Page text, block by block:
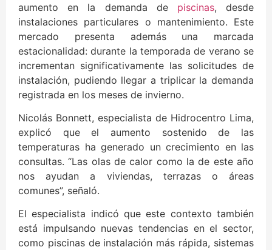
aumento en la demanda de piscinas, desde
instalaciones particulares o mantenimiento. Este
mercado presenta además una marcada
estacionalidad: durante la temporada de verano se
incrementan significativamente las solicitudes de
instalación, pudiendo llegar a triplicar la demanda
registrada en los meses de invierno.
Nicolás Bonnett, especialista de Hidrocentro Lima,
explicó que el aumento sostenido de las
temperaturas ha generado un crecimiento en las
consultas. “Las olas de calor como la de este año
nos ayudan a viviendas, terrazas o áreas
comunes”, señaló.
El especialista indicó que este contexto también
está impulsando nuevas tendencias en el sector,
como piscinas de instalación más rápida, sistemas